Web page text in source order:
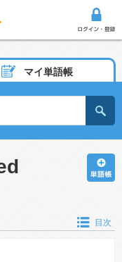
マイ単語帳
目次